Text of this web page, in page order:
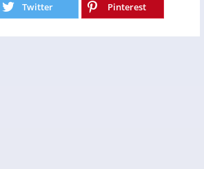
Twitter Pinterest